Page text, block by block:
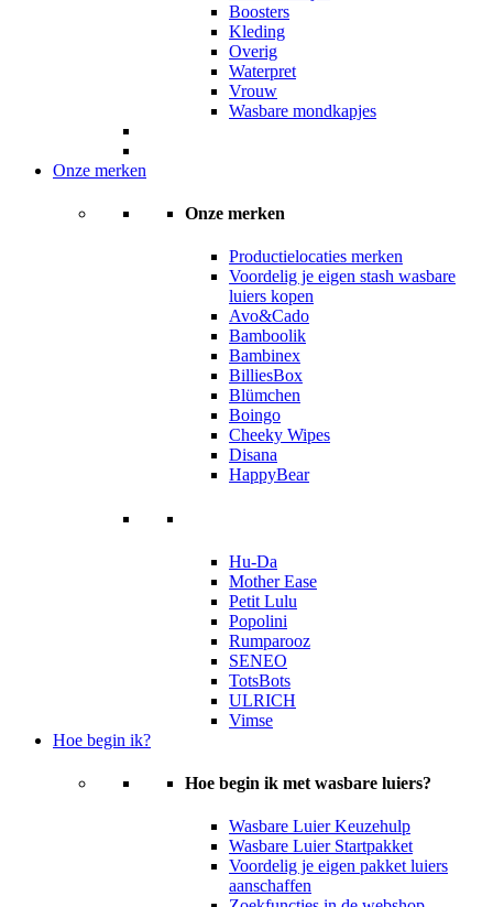
Boosters
Kleding
Overig
Waterpret
Vrouw
Wasbare mondkapjes
Onze merken
Onze merken
Productielocaties merken
Voordelig je eigen stash wasbare
luiers kopen
Avo&Cado
Bamboolik
Bambinex
BilliesBox
Blümchen
Boingo
Cheeky Wipes
Disana
HappyBear
Hu-Da
Mother Ease
Petit Lulu
Popolini
Rumparooz
SENEO
TotsBots
ULRICH
Vimse
Hoe begin ik?
Hoe begin ik met wasbare luiers?
Wasbare Luier Keuzehulp
Wasbare Luier Startpakket
Voordelig je eigen pakket luiers
aanschaffen